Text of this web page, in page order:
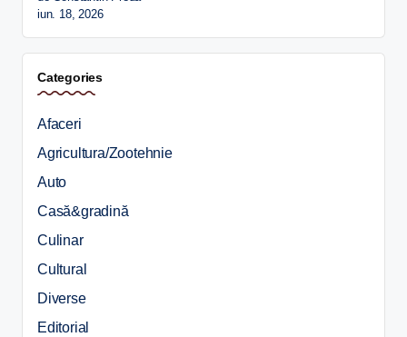
iun. 18, 2026
Categories
Afaceri
Agricultura/Zootehnie
Auto
Casă&gradină
Culinar
Cultural
Diverse
Editorial